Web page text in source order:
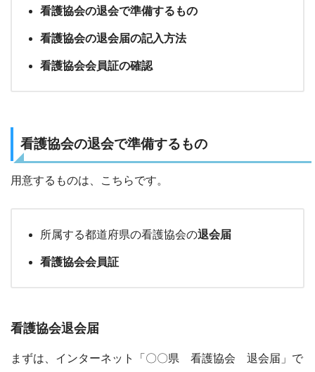
看護協会の退会で準備するもの
看護協会の退会届の記入方法
看護協会会員証の確認
看護協会の退会で準備するもの
用意するものは、こちらです。
所属する都道府県の看護協会の退会届
看護協会会員証
看護協会退会届
まずは、インターネット「〇〇県 看護協会 退会届」で